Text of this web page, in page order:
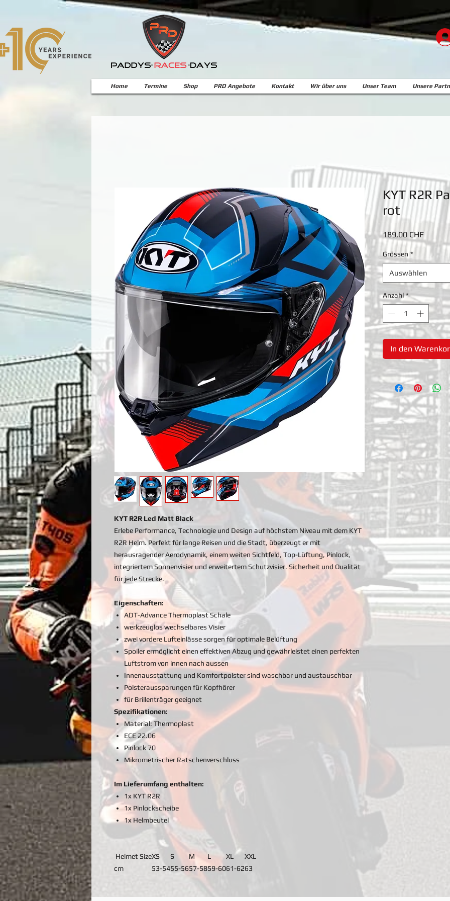
Home Termine Shop PRD Angebote Kontakt Wir über uns Unser Team Unsere
KYT R2R Led Matt Black
Erlebe Performance, Technologie und Design auf höchstem Niveau mit dem KYT
R2R Helm. Perfekt für lange Reisen und die Stadt, überzeugt er mit
herausragender Aerodynamik, einem weiten Sichtfeld, Top-Lüftung, Pinlock,
integriertem Sonnenvisier und erweitertem Schutzvisier. Sicherheit und Qualität
für jede Strecke.
Eigenschaften:
ADT-Advance Thermoplast Schale
werkzeuglos wechselbares Visier
zwei vordere Lufteinlässe sorgen für optimale Belüftung
Spoiler ermöglicht einen effektiven Abzug und gewährleistet einen perfekten
Luftstrom von innen nach aussen
Innenausstattung und Komfortpolster sind waschbar und austauschbar
Polsteraussparungen für Kopfhörer
für Brillenträger geeignet
Spezifikationen:
Material: Thermoplast
ECE 22.06
Pinlock 70
Mikrometrischer Ratschenverschluss
Im Lieferumfang enthalten:
1x KYT R2R
1x Pinlockscheibe
1x Helmbeutel
Helmet SizeXS S M L XL
XXL
cm
53-5455-5657-5859-6061-6263
KYT R2R
rot
189,00 CHFPreis
Grössen *
Auswählen
Anzahl *
In den